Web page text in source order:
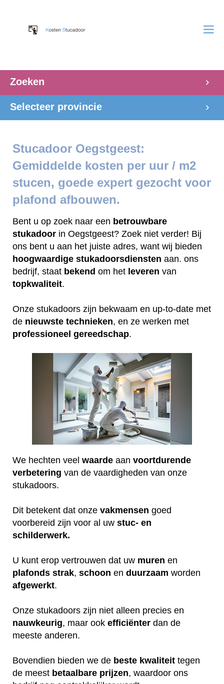
Zoeken
Selecteer provincie
Stucadoor Oegstgeest:
Gemiddelde kosten per uur / m2
stucen, goede expert gezocht voor
plafond afbouwen.
Bent u op zoek naar een betrouwbare
stukadoor in Oegstgeest? Zoek niet verder! Bij
ons bent u aan het juiste adres, want wij bieden
hoogwaardige stukadoorsdiensten aan. ons
bedrijf, staat bekend om het leveren van
topkwaliteit.
Onze stukadoors zijn bekwaam en up-to-date met
de nieuwste technieken, en ze werken met
professioneel gereedschap.
We hechten veel waarde aan voortdurende
verbetering van de vaardigheden van onze
stukadoors.
Dit betekent dat onze vakmensen goed
voorbereid zijn voor al uw stuc- en
schilderwerk.
U kunt erop vertrouwen dat uw muren en
plafonds strak, schoon en duurzaam worden
afgewerkt.
Onze stukadoors zijn niet alleen precies en
nauwkeurig, maar ook efficiënter dan de
meeste anderen.
Bovendien bieden we de beste kwaliteit tegen
de meest betaalbare prijzen, waardoor ons